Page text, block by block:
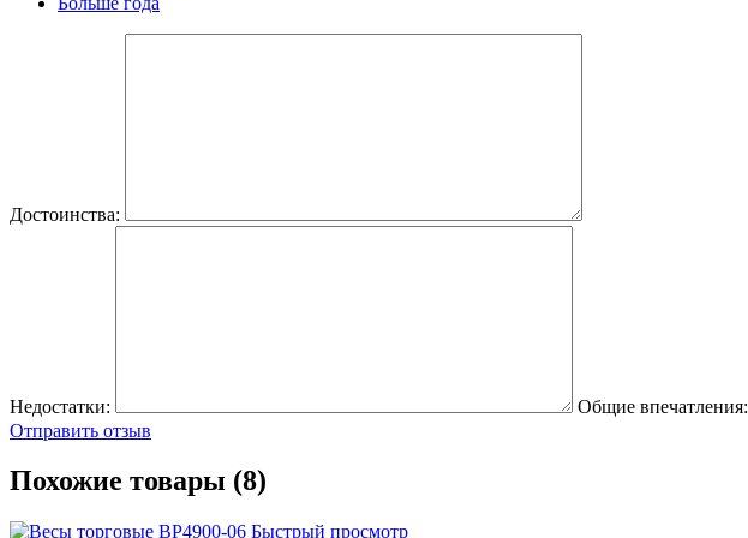
Достоинства:
Недостатки: Общие впечатления:
Отправить отзыв
Похожие товары (8)
Быстрый просмотр